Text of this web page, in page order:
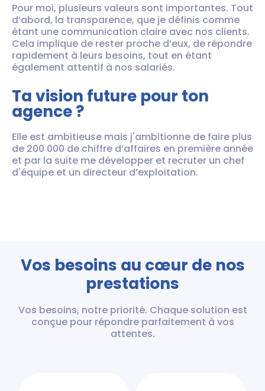
Pour moi, plusieurs valeurs sont importantes. Tout
d’abord, la transparence, que je définis comme
étant une communication claire avec nos clients.
Cela implique de rester proche d’eux, de répondre
rapidement à leurs besoins, tout en étant
également attentif à nos salariés.
Ta vision future pour ton
agence ?
Elle est ambitieuse mais j'ambitionne de faire plus
de 200 000 de chiffre d’affaires en première année
et par la suite me développer et recruter un chef
d'équipe et un directeur d’exploitation.
Vos besoins au cœur de nos
prestations
Vos besoins, notre priorité. Chaque solution est
conçue pour répondre parfaitement à vos
attentes.